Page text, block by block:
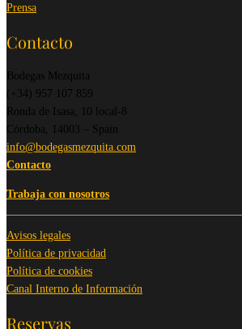
Prensa
Contacto
Bodegas Mezquita
(+34) 957 107 859
Ronda de Isasa, 10 local-8
Córdoba, 14003 – Spain
info@bodegasmezquita.com
Contacto
Trabaja con nosotros
Avisos legales
Política de privacidad
Política de cookies
Canal Interno de Información
Reservas